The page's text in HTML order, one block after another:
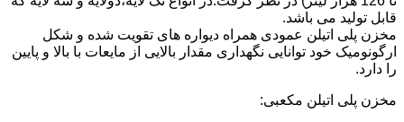
قابل تولید می باشد.
مخزن پلی اتیلن عمودی همراه دیواره های تقویت شده و شکل
ارگونومیک خود توانایی نگهداری مقدار بالایی از مایعات با بالا و پایین
را دارد.
مخزن پلی اتیلن مکعبی: